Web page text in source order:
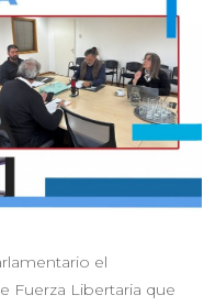
el
Fuerza Libertaria que